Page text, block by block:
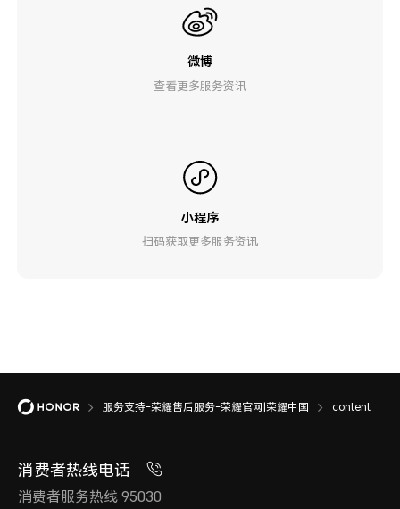
微博
查看更多服务资讯
小程序
扫码获取更多服务资讯
服务支持-荣耀售后服务-荣耀官网|荣耀中国 content
消费者热线电话
消费者服务热线 95030